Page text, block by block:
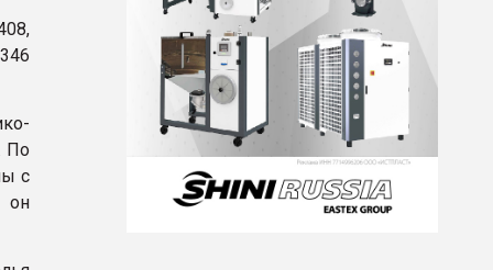
По
с
он